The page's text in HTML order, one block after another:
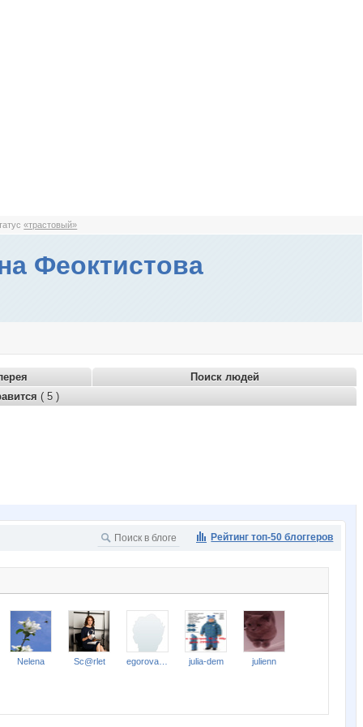
«трастовый»
Феоктистова
Поиск людей
( 5 )
Рейтинг топ-50 блоггеров
Nelena Sc@rlet julia-dem julienn